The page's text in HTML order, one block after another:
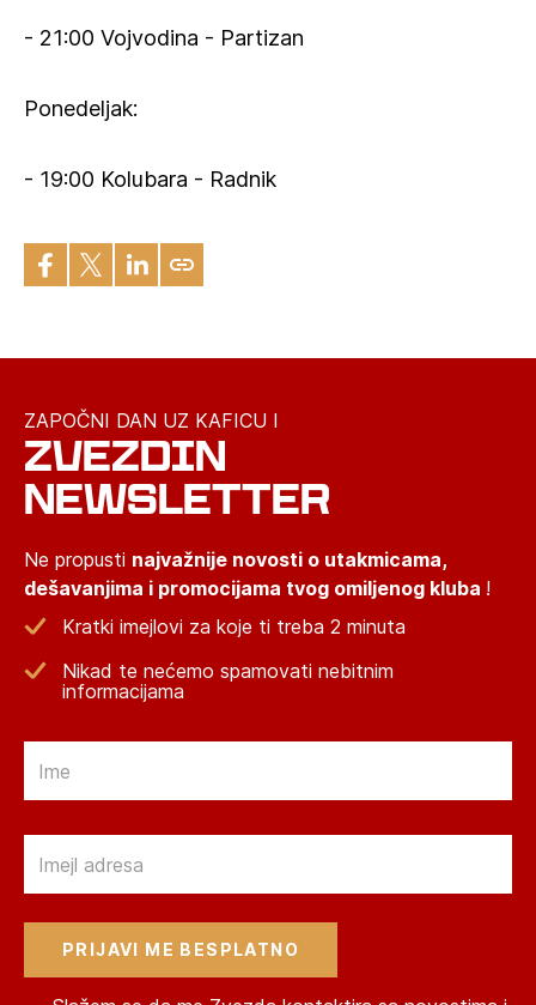
- 21:00 Vojvodina - Partizan
Ponedeljak:
- 19:00 Kolubara - Radnik
ZAPOČNI DAN UZ KAFICU I
ZVEZDIN
NEWSLETTER
Ne propusti najvažnije novosti o utakmicama,
dešavanjima i promocijama tvog omiljenog kluba !
Kratki imejlovi za koje ti treba 2 minuta
Nikad te nećemo spamovati nebitnim
informacijama